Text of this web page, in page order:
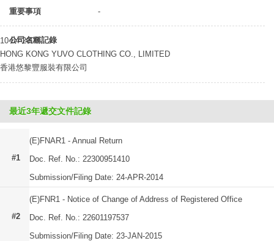
重要事項 -
公司名稱記錄
10-04-2008
HONG KONG YUVO CLOTHING CO., LIMITED
香港悠黎豐服裝有限公司
最近3年遞交文件記錄
#1
(E)FNAR1 - Annual Return
Doc. Ref. No.: 22300951410
Submission/Filing Date: 24-APR-2014
#2
(E)FNR1 - Notice of Change of Address of Registered Office
Doc. Ref. No.: 22601197537
Submission/Filing Date: 23-JAN-2015